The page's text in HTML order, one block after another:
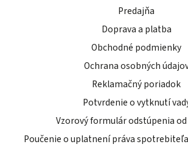
Predajňa
Doprava a platba
Obchodné podmienky
Ochrana osobných
Reklamačný poriadok
Potvrdenie o vytknutí
Vzorový formulár odstúpenia
Poučenie o uplatnení práva